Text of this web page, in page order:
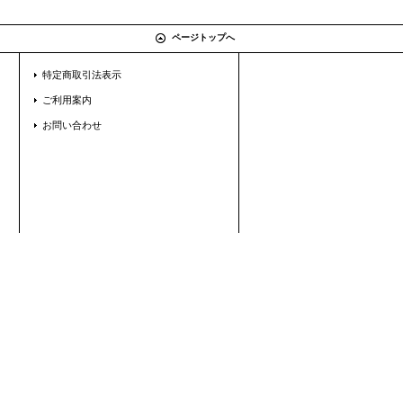
ページトップへ
特定商取引法表示
ご利用案内
お問い合わせ